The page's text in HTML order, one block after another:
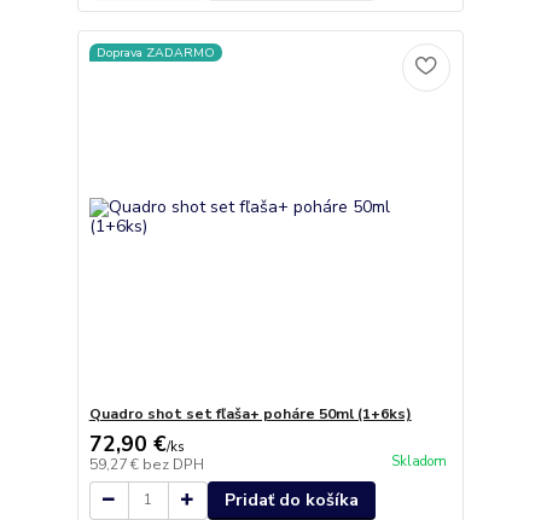
Doprava ZADARMO
Quadro shot set fľaša+ poháre 50ml (1+6ks)
72,90 €/ks
59,27 € bez DPH Skladom
Pridať do košíka